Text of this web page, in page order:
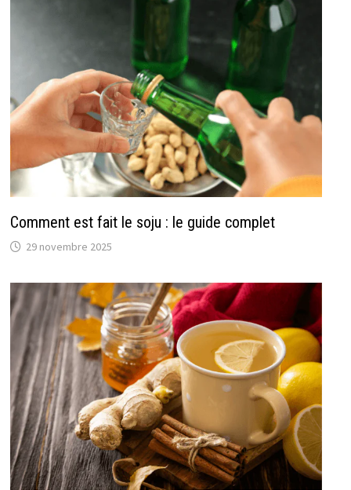
Comment est fait le soju : le guide complet
29 novembre 2025